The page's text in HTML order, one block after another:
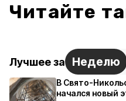
Читайте
Лучшее за Неделю
В Свято-
начался новый